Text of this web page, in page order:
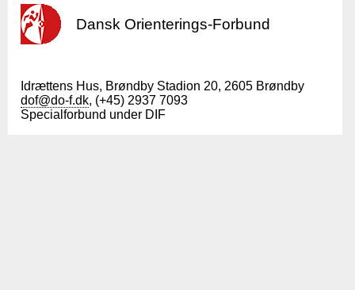
Dansk Orienterings-Forbund
Idrættens Hus, Brøndby Stadion 20, 2605 Brøndby
dof@do-f.dk, (+45) 2937 7093
Specialforbund under DIF